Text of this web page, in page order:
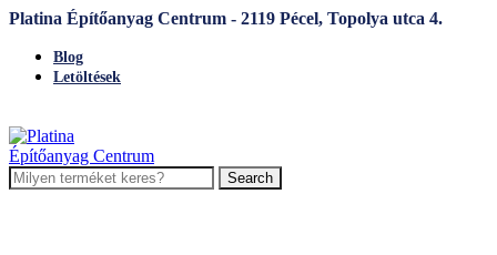
Platina Építőanyag Centrum - 2119 Pécel, Topolya utca 4.
Blog
Letöltések
Search